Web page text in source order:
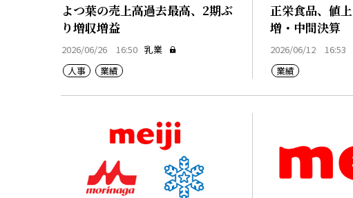
よつ葉の売上高過去最高、2期ぶ
り増収増益
2026/06/26 16:50 乳業
人事
業績
正栄食品、値
増・中間決算
2026/06/12 16:53
業績